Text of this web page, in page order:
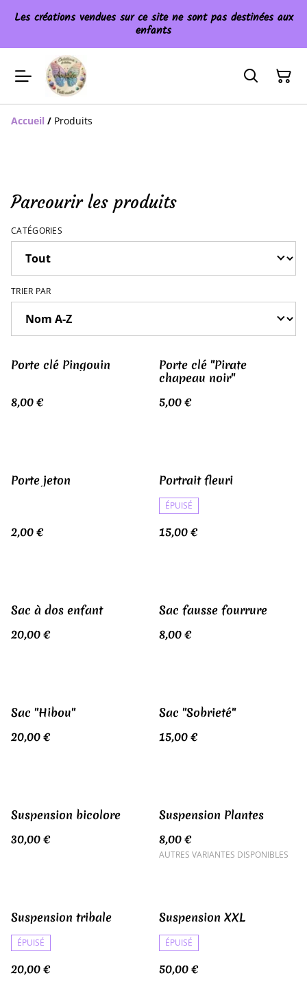
Les créations vendues sur ce site ne sont pas destinées aux
enfants
Accueil / Produits
Parcourir les produits
CATÉGORIES
TRIER PAR
Porte clé Pingouin
8,00 €
Porte clé "Pirate
chapeau noir"
5,00 €
Porte jeton
2,00 €
Portrait fleuri
ÉPUISÉ
15,00 €
Sac à dos enfant
20,00 €
Sac fausse fourrure
8,00 €
Sac "Hibou"
20,00 €
Sac "Sobrieté"
15,00 €
Suspension bicolore
30,00 €
Suspension Plantes
8,00 €
AUTRES VARIANTES DISPONIBLES
Suspension tribale
ÉPUISÉ
20,00 €
Suspension XXL
ÉPUISÉ
50,00 €